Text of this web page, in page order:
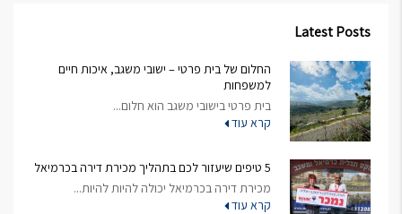
Latest Posts
החלום של בית פרטי – ישובי משגב, איכות חיים
למשפחות
בית פרטי בישובי משגב הוא חלום...
קרא עוד
5 טיפים שיעזור לכם בתהליך מכירת דירה בכרמיאל
מכירת דירה בכרמיאל יכולה להיות להיות...
קרא עוד